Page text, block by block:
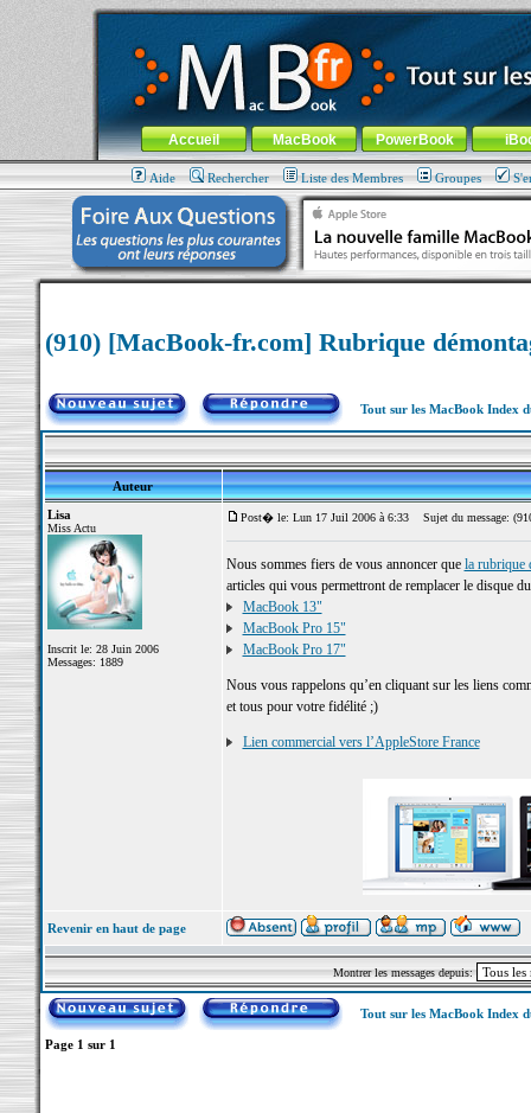
MacBook-fr.com : 100% Apple... 100% nomade !
Aller au contenu-Aller au menu général-Aller au menu de
Menu général
Accueil MacBook PowerBook
Aide Rechercher Liste des Membres Groupes
(910) [MacBook-fr.com] Rubrique
Tout sur les MacBook Index
Auteur
Lisa
Miss Actu
Inscrit le: 28 Juin 2006
Messages: 1889
Post� le: Lun 17 Juil 2006 à 6:33 Sujet du message:
Nous sommes fiers de vous annoncer que la rubrique
articles qui vous permettront de remplacer le disque
MacBook 13"
MacBook Pro 15"
MacBook Pro 17"
Nous vous rappelons qu’en cliquant sur les liens
et tous pour votre fidélité ;)
Lien commercial vers l’AppleStore France
Revenir en haut de page
Montrer les messages depuis:
Tout sur les MacBook Index
Page 1 sur 1